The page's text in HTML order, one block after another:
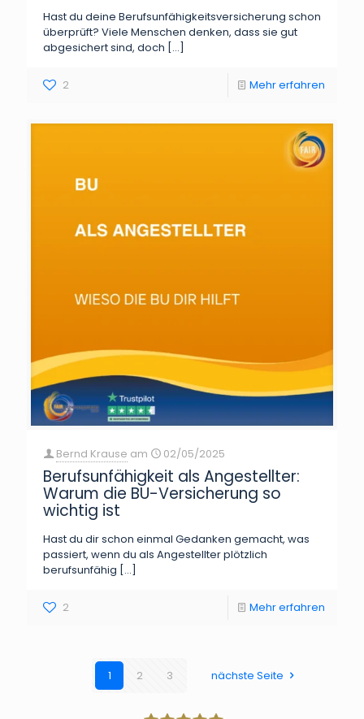
Hast du deine Berufsunfähigkeitsversicherung schon
überprüft? Viele Menschen denken, dass sie gut
abgesichert sind, doch […]
2 Mehr erfahren
Bernd Krause am 02/05/2025
Berufsunfähigkeit als Angestellter:
Warum die BU-Versicherung so
wichtig ist
Hast du dir schon einmal Gedanken gemacht, was
passiert, wenn du als Angestellter plötzlich
berufsunfähig […]
2 Mehr erfahren
1 2 3 nächste Seite